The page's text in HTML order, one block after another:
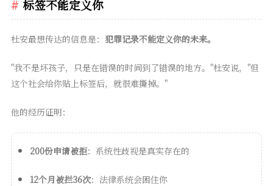
标签不能定义你
杜安最想传达的信息是： 犯罪记录不能定义你的未来。
"我不是坏孩子，只是在错误的时间到了错误的地方。"杜安说，"但
这个社会给你贴上标签后，就很难撕掉。"
他的经历证明：
200份申请被拒：系统性歧视是真实存在的
12个月被拦36次：法律系统会困住你